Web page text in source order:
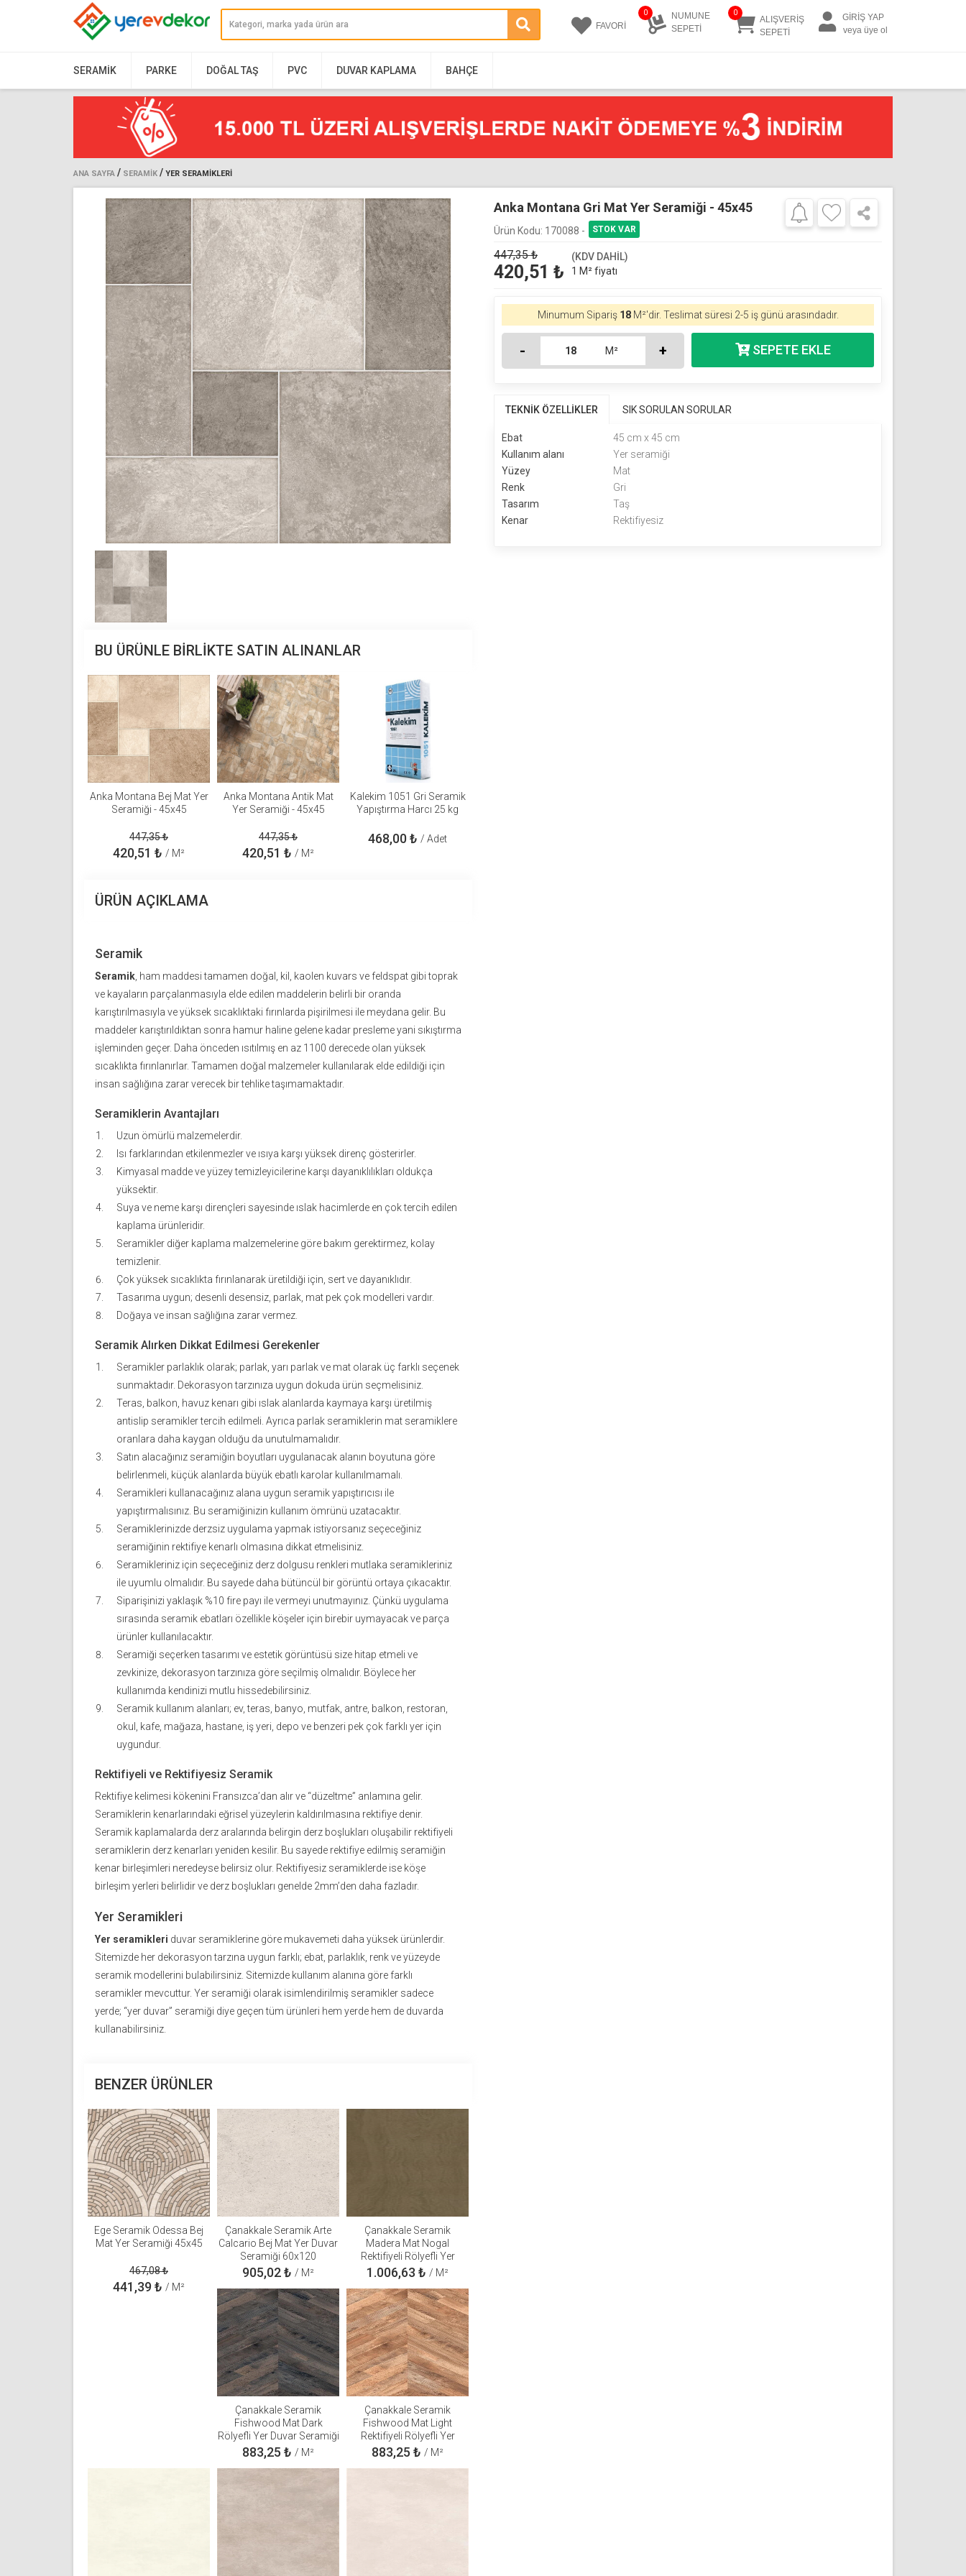
FAVORİ
0
NUMUNE
SEPETİ
0
ALIŞVERİŞ
SEPETİ
GİRİŞ YAP
veya üye ol
SERAMIK PARKE DOĞAL TAŞ PVC DUVAR KAPLAMA BAHÇE
ANA SAYFA / SERAMIK / YER SERAMIKLERI
BU ÜRÜNLE BIRLIKTE SATIN ALINANLAR
Anka Montana Bej Mat Yer
Seramiği - 45x45
447,35₺
420,51 ₺ / M²
Anka Montana Antik Mat
Yer Seramiği - 45x45
447,35₺
420,51 ₺ / M²
Kalekim 1051 Gri Seramik
Yapıştırma Harcı 25 kg
468,00₺ / Adet
ÜRÜN AÇIKLAMA
Seramik
Seramik, ham maddesi tamamen doğal, kil, kaolen kuvars ve feldspat gibi toprak
ve kayaların parçalanmasıyla elde edilen maddelerin belirli bir oranda
karıştırılmasıyla ve yüksek sıcaklıktaki fırınlarda pişirilmesi ile meydana gelir. Bu
maddeler karıştırıldıktan sonra hamur haline gelene kadar presleme yani sıkıştırma
işleminden geçer. Daha önceden ısıtılmış en az 1100 derecede olan yüksek
sıcaklıkta fırınlanırlar. Tamamen doğal malzemeler kullanılarak elde edildiği için
insan sağlığına zarar verecek bir tehlike taşımamaktadır.
Seramiklerin Avantajları
Uzun ömürlü malzemelerdir.
Isı farklarından etkilenmezler ve ısıya karşı yüksek direnç gösterirler.
Kimyasal madde ve yüzey temizleyicilerine karşı dayanıklılıkları oldukça
yüksektir.
Suya ve neme karşı dirençleri sayesinde ıslak hacimlerde en çok tercih edilen
kaplama ürünleridir.
Seramikler diğer kaplama malzemelerine göre bakım gerektirmez, kolay
temizlenir.
Çok yüksek sıcaklıkta fırınlanarak üretildiği için, sert ve dayanıklıdır.
Tasarıma uygun; desenli desensiz, parlak, mat pek çok modelleri vardır.
Doğaya ve insan sağlığına zarar vermez.
Seramik Alırken Dikkat Edilmesi Gerekenler
Seramikler parlaklık olarak; parlak, yarı parlak ve mat olarak üç farklı seçenek
sunmaktadır. Dekorasyon tarzınıza uygun dokuda ürün seçmelisiniz.
Teras, balkon, havuz kenarı gibi ıslak alanlarda kaymaya karşı üretilmiş
antislip seramikler tercih edilmeli. Ayrıca parlak seramiklerin mat seramiklere
oranlara daha kaygan olduğu da unutulmamalıdır.
Satın alacağınız seramiğin boyutları uygulanacak alanın boyutuna göre
belirlenmeli, küçük alanlarda büyük ebatlı karolar kullanılmamalı.
Seramikleri kullanacağınız alana uygun seramik yapıştırıcısı ile
yapıştırmalısınız. Bu seramiğinizin kullanım ömrünü uzatacaktır.
Seramiklerinizde derzsiz uygulama yapmak istiyorsanız seçeceğiniz
seramiğinin rektifiye kenarlı olmasına dikkat etmelisiniz.
Seramikleriniz için seçeceğiniz derz dolgusu renkleri mutlaka seramikleriniz
ile uyumlu olmalıdır. Bu sayede daha bütüncül bir görüntü ortaya çıkacaktır.
Siparişinizi yaklaşık %10 fire payı ile vermeyi unutmayınız. Çünkü uygulama
sırasında seramik ebatları özellikle köşeler için birebir uymayacak ve parça
ürünler kullanılacaktır.
Seramiği seçerken tasarımı ve estetik görüntüsü size hitap etmeli ve
zevkinize, dekorasyon tarzınıza göre seçilmiş olmalıdır. Böylece her
kullanımda kendinizi mutlu hissedebilirsiniz.
Seramik kullanım alanları; ev, teras, banyo, mutfak, antre, balkon, restoran,
okul, kafe, mağaza, hastane, iş yeri, depo ve benzeri pek çok farklı yer için
uygundur.
Rektifiyeli ve Rektifiyesiz Seramik
Rektifiye kelimesi kökenini Fransızca’dan alır ve “düzeltme” anlamına gelir.
Seramiklerin kenarlarındaki eğrisel yüzeylerin kaldırılmasına rektifiye denir.
Seramik kaplamalarda derz aralarında belirgin derz boşlukları oluşabilir rektifiyeli
seramiklerin derz kenarları yeniden kesilir. Bu sayede rektifiye edilmiş seramiğin
kenar birleşimleri neredeyse belirsiz olur. Rektifiyesiz seramiklerde ise köşe
birleşim yerleri belirlidir ve derz boşlukları genelde 2mm’den daha fazladır.
Yer Seramikleri
Yer seramikleri duvar seramiklerine göre mukavemeti daha yüksek ürünlerdir.
Sitemizde her dekorasyon tarzına uygun farklı; ebat, parlaklık, renk ve yüzeyde
seramik modellerini bulabilirsiniz. Sitemizde kullanım alanına göre farklı
seramikler mevcuttur. Yer seramiği olarak isimlendirilmiş seramikler sadece
yerde; “yer duvar” seramiği diye geçen tüm ürünleri hem yerde hem de duvarda
kullanabilirsiniz.
BENZER ÜRÜNLER
Ege Seramik Odessa Bej
Mat Yer Seramiği 45x45
467,08₺
441,39₺ / M²
Çanakkale Seramik Arte
Calcario Bej Mat Yer Duvar
Seramiği 60x120
310100906646
905,02₺ / M²
Çanakkale Seramik
Madera Mat Nogal
Rektifiyeli Rölyefli Yer
Duvar Seramiği 20x120
310100503267
1.006,63 ₺ / M²
Çanakkale Seramik
Fishwood Mat Dark
Rölyefli Yer Duvar Seramiği
60x120 310100503126
883,25 ₺ / M²
Çanakkale Seramik
Fishwood Mat Light
Rektifiyeli Rölyefli Yer
Duvar Seramiği 60x120
310100503125
883,25 ₺ / M²
Anka Montana Gri Mat Yer Seramiği - 45x45
Ürün Kodu: 170088 -
447,35₺
420,51 ₺
(KDV DAHİL)
1 M² fiyatı
Minumum Sipariş 18M²'dir. Teslimat süresi 2-5 iş günü arasındadır.
- M² +
TEKNİK ÖZELLİKLER SIK SORULAN SORULAR
Ebat
45 cm x 45 cm
Kullanım alanı
Yer seramiği
Yüzey
Mat
Renk
Gri
Tasarım
Taş
Kenar
Rektifiyesiz